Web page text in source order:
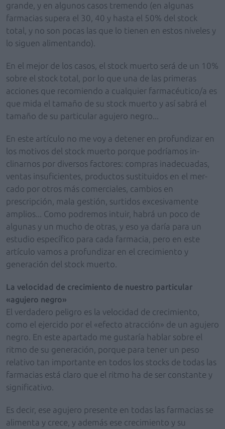
grande, y en algunos casos tremendo (en algunas
farmacias supera el 30, 40 y hasta el 50% del stock
total, y no son pocas las que lo tienen en estos niveles y
lo siguen alimentando).
En el mejor de los casos, el stock muerto será de un 10%
sobre el stock total, por lo que una de las primeras
acciones que recomiendo a cualquier farmacéutico/a es
que mida el tamaño de su stock muerto y así sabrá el
tamaño de su particular agujero negro...
En este artículo no me voy a detener en profundizar en
los motivos del stock muerto porque podríamos in-
clinarnos por diversos factores: compras inadecuadas,
ventas insuficientes, productos sustituidos en el mer-
cado por otros más comerciales, cambios en
prescripción, mala gestión, surtidos excesivamente
amplios... Como podremos intuir, habrá un poco de
algunas y un mucho de otras, y eso ya daría para un
estudio específico para cada farmacia, pero en este
artículo vamos a profundizar en el crecimiento y
generación del stock muerto.
La velocidad de crecimiento de nuestro particular
«agujero negro»
El verdadero peligro es la velocidad de crecimiento,
como el ejercido por el «efecto atracción» de un agujero
negro. En este apartado me gustaría hablar sobre el
ritmo de su generación, porque para tener un peso
relativo tan importante en todos los stocks de todas las
farmacias está claro que el ritmo ha de ser constante y
significativo.
Es decir, ese agujero presente en todas las farmacias se
alimenta y crece, y además ese crecimiento y su